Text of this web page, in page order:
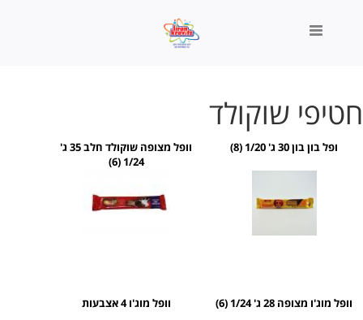
▼
חטיפי שוקולד
ופל בון בון 30 ג' 1/20 (8)
וופל מצופה שוקולד חלב 35 ג'
1/24 (6)
וופל מוג'ו מצופה 28 ג' 1/24 (6) וופל מוג'ו 4 אצבעות